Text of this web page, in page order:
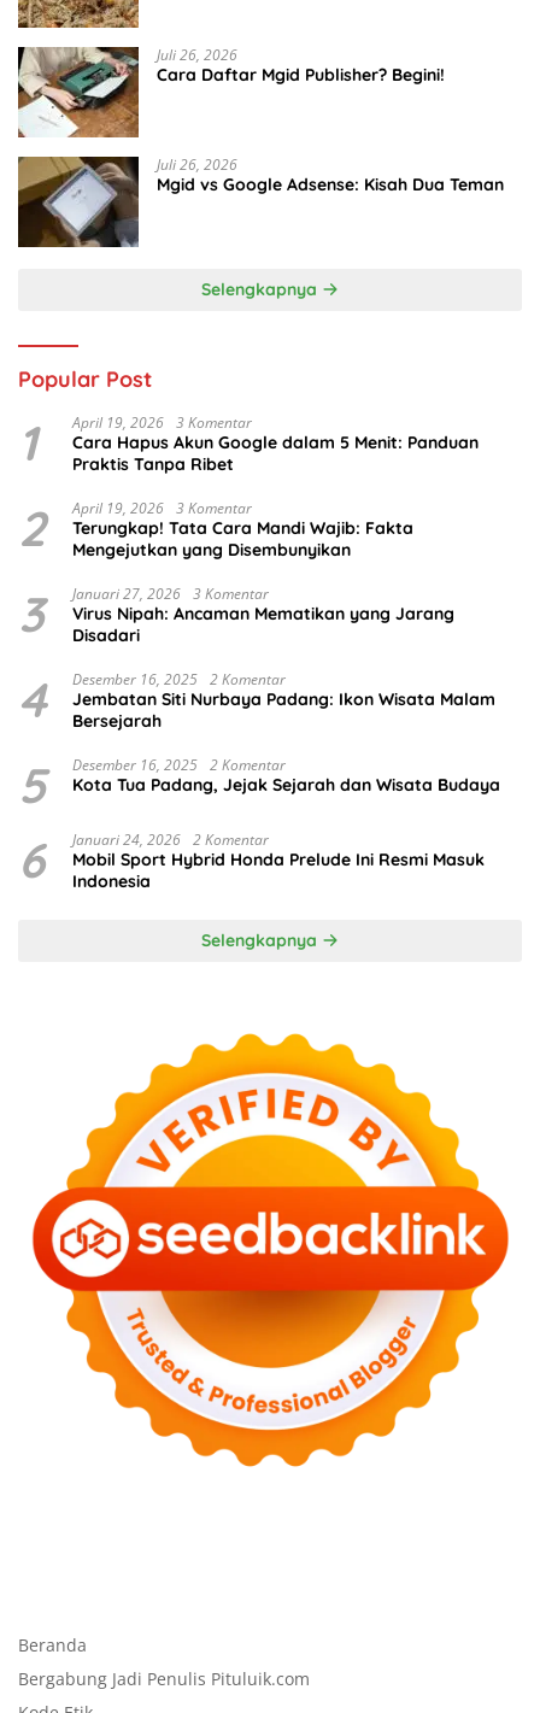
Juli 26, 2026
Cara Daftar Mgid Publisher? Begini!
Juli 26, 2026
Mgid vs Google Adsense: Kisah Dua Teman
Selengkapnya
Popular Post
1 April 19, 2026 3 Komentar
Cara Hapus Akun Google dalam 5 Menit: Panduan
Praktis Tanpa Ribet
2 April 19, 2026 3 Komentar
Terungkap! Tata Cara Mandi Wajib: Fakta
Mengejutkan yang Disembunyikan
3 Januari 27, 2026 3 Komentar
Virus Nipah: Ancaman Mematikan yang Jarang
Disadari
4 Desember 16, 2025 2 Komentar
Jembatan Siti Nurbaya Padang: Ikon Wisata Malam
Bersejarah
5 Desember 16, 2025 2 Komentar
Kota Tua Padang, Jejak Sejarah dan Wisata Budaya
6 Januari 24, 2026 2 Komentar
Mobil Sport Hybrid Honda Prelude Ini Resmi Masuk
Indonesia
Selengkapnya
Beranda
Bergabung Jadi Penulis Pituluik.com